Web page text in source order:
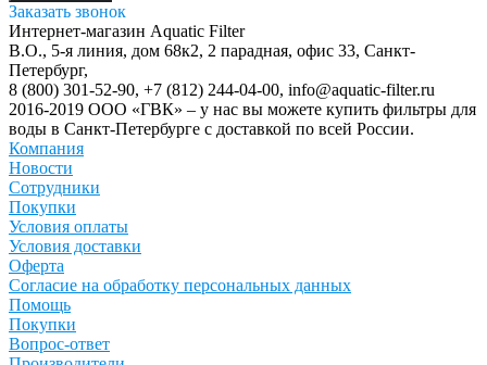
Заказать звонок
Интернет-магазин Aquatic Filter
В.О., 5-я линия, дом 68к2, 2 парадная, офис 33, Санкт-
Петербург,
8 (800) 301-52-90, +7 (812) 244-04-00, info@aquatic-filter.ru
2016-2019 ООО «ГВК» – у нас вы можете купить фильтры для
воды в Санкт-Петербурге с доставкой по всей России.
Компания
Новости
Сотрудники
Покупки
Условия оплаты
Условия доставки
Оферта
Согласие на обработку персональных данных
Помощь
Покупки
Вопрос-ответ